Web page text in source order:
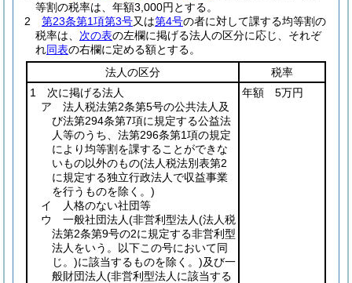
等割の税率は、年額3,000円とする。
2
第23条第1項第3号又は第4号の者に対して課する均等割の
税率は、 次の表の左欄に掲げる法人の区分に応じ、それぞ
れ同表の右欄に定める額とする。
法人の区分
税率
1 次に掲げる法人
ア 法人税法第2条第5号の公共法人及
び法第294条第7項に規定する公益法
人等のうち、法第296条第1項の規定
により均等割を課することができな
いもの以外のもの(法人税法別表第2
に規定する独立行政法人で収益事業
を行うものを除く。)
イ 人格のない社団等
ウ 一般社団法人(非営利型法人(法人税
法第2条第9号の2に規定する非営利型
法人をいう。以下この号において同
じ。)に該当するものを除く。)及び一
般財団法人(非営利型法人に該当する
年額 5万円